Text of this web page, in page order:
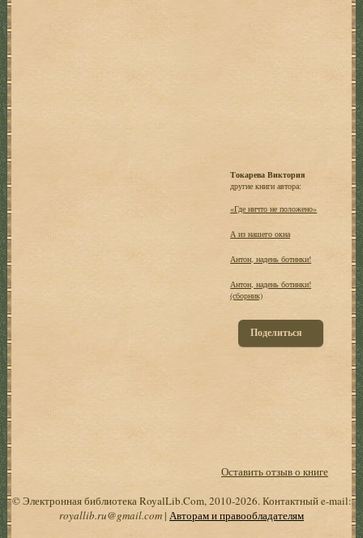
Токарева Виктория
другие книги автора:
«Где ничто не положено»
А из нашего окна
Антон, надень ботинки!
Антон, надень ботинки!
(сборник)
Поделиться
Оставить отзыв о книге
© Электронная библиотека RoyalLib.Com, 2010-2026. Контактный e-mail:
royallib.ru@gmail.com| Авторам и правообладателям